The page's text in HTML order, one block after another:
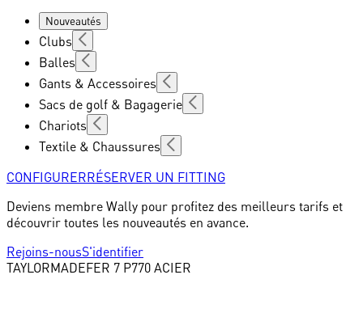
Nouveautés
Clubs
Balles
Gants & Accessoires
Sacs de golf & Bagagerie
Chariots
Textile & Chaussures
CONFIGURERRÉSERVER UN FITTING
Deviens membre Wally pour profitez des meilleurs tarifs et
découvrir toutes les nouveautés en avance.
Rejoins-nousS'identifier
TAYLORMADEFER 7 P770 ACIER